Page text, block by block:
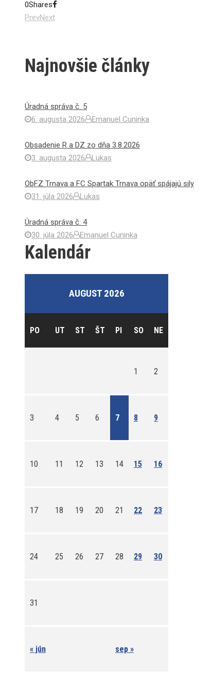
0Shares
PrevNext
Najnovšie články
Úradná správa č. 5
6. augusta 2026
Emanuel Cuninka
Obsadenie R a DZ zo dňa 3.8.2026
3. augusta 2026
Lukas
ObFZ Trnava a FC Spartak Trnava opäť spájajú sily
31. júla 2026
Lukas
Úradná správa č. 4
30. júla 2026
Emanuel Cuninka
Kalendár
AUGUST 2026
PO UT ST ŠT PI SO NE
« jún sep »
1 2
3 4 5 6 7 8 9
10 11 12 13 14 15 16
17 18 19 20 21 22 23
24 25 26 27 28 29 30
31